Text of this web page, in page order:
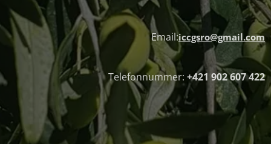
Email:iccgsro@gmail.com
Telefonnummer: +421 902 607 422